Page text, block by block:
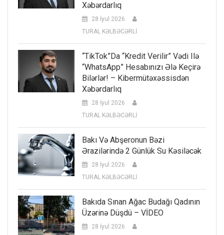
Xəbərdarlıq
28 İyul 2026
TURAL KƏLBƏCƏRLİ
“TikTok”da “kredit Verilir” Vədi Ilə
“WhatsApp” Hesabınızı Ələ Keçirə
Bilərlər! – Kibermütəxəssisdən
Xəbərdarlıq
28 İyul 2026
TURAL KƏLBƏCƏRLİ
Bakı Və Abşeronun Bəzi
Ərazilərində 2 Günlük Su Kəsiləcək
28 İyul 2026
TURAL KƏLBƏCƏRLİ
Bakıda Sınan Ağac Budağı Qadının
Üzərinə Düşdü – VİDEO
28 İyul 2026